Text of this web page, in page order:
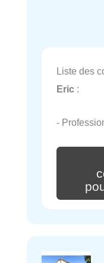
Liste des
Eric :
-